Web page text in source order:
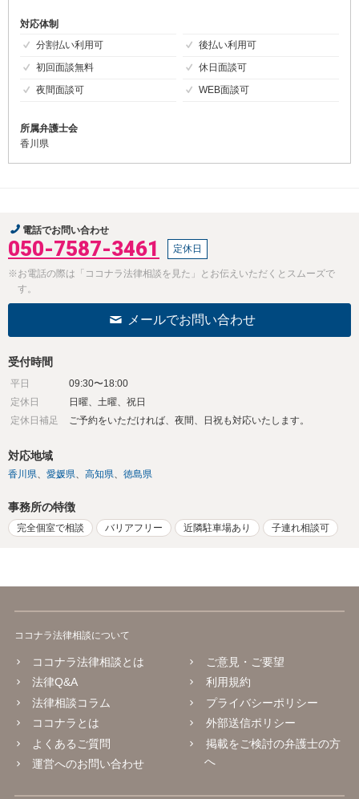
対応体制
分割払い利用可
後払い利用可
初回面談無料
休日面談可
夜間面談可
WEB面談可
所属弁護士会
香川県
電話でお問い合わせ
050-7587-3461 定休日
※お電話の際は「ココナラ法律相談を見た」とお伝えいただくとスムーズで
す。
メールでお問い合わせ
受付時間
平日
09:30〜18:00
定休日
日曜、土曜、祝日
定休日補足
ご予約をいただければ、夜間、日祝も対応いたします。
対応地域
香川県 愛媛県 高知県 徳島県
事務所の特徴
完全個室で相談 バリアフリー 近隣駐車場あり 子連れ相談可
ココナラ法律相談について
ココナラ法律相談とは
法律Q&A
法律相談コラム
ココナラとは
よくあるご質問
運営へのお問い合わせ
ご意見・ご要望
利用規約
プライバシーポリシー
外部送信ポリシー
掲載をご検討の弁護士の方
へ